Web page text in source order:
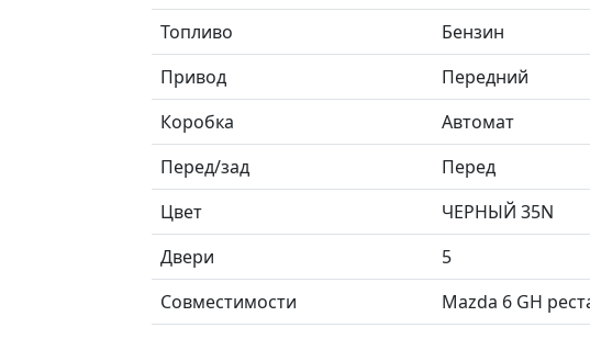
Топливо
Бензин
Привод
Передний
Коробка
Автомат
Перед/зад
Перед
Цвет
ЧЕРНЫЙ 35N
Двери
5
Совместимости
Mazda 6 GH